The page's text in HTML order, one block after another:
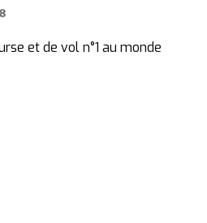
et de vol n°1 au monde